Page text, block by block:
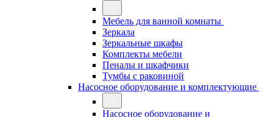
Мебель для ванной комнаты
Зеркала
Зеркальные шкафы
Комплекты мебели
Пеналы и шкафчики
Тумбы с раковиной
Насосное оборудование и комплектующие
Насосное оборудование и